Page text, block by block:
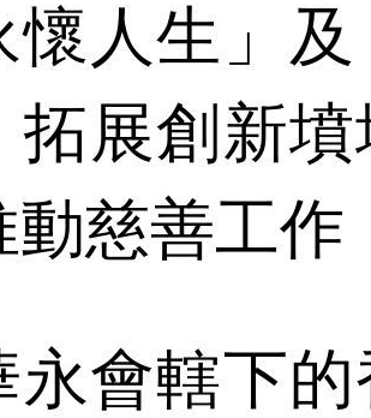
懷人生」
拓展創新
動慈善工作
會轄下的